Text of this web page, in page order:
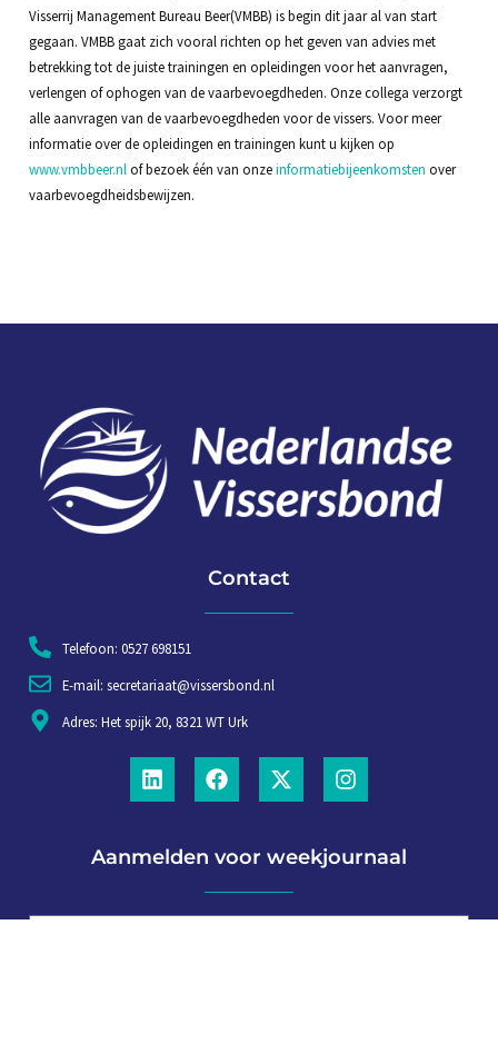
Visserrij Management Bureau Beer(VMBB) is begin dit jaar al van start
gegaan. VMBB gaat zich vooral richten op het geven van advies met
betrekking tot de juiste trainingen en opleidingen voor het aanvragen,
verlengen of ophogen van de vaarbevoegdheden. Onze collega verzorgt
alle aanvragen van de vaarbevoegdheden voor de vissers. Voor meer
informatie over de opleidingen en trainingen kunt u kijken op
www.vmbbeer.nl of bezoek één van onzeinformatiebijeenkomsten over
vaarbevoegdheidsbewijzen.
Contact
Telefoon: 0527 698151
E-mail: secretariaat@vissersbond.nl
Adres: Het spijk 20, 8321 WT Urk
Aanmelden voor weekjournaal